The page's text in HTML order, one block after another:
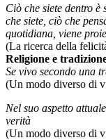
Ciò che siete dentro è
che siete, ciò che
quotidiana, viene
(La ricerca della
Religione e
Se vivo secondo una
(Un modo diverso di
Nel suo aspetto
verità
(Un modo diverso di